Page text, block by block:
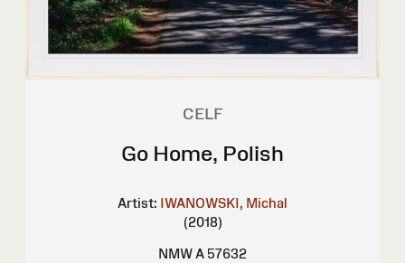
CELF
Go Home, Polish
Artist: IWANOWSKI, Michal
(2018)
NMW A 57632